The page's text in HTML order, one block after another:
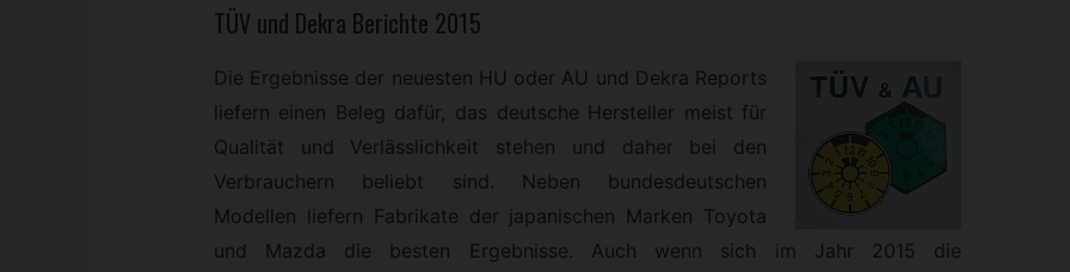
TÜV und Dekra Berichte 2015
Die Ergebnisse der neuesten HU oder AU und Dekra Reports
liefern einen Beleg dafür, das deutsche Hersteller meist für
Qualität und Verlässlichkeit stehen und daher bei den
Verbrauchern beliebt sind. Neben bundesdeutschen
Modellen liefern Fabrikate der japanischen Marken Toyota
und Mazda die besten Ergebnisse. Auch wenn sich im Jahr 2015 die